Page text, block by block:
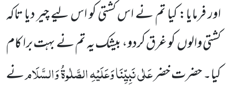
اور فرمایا: کیا تم نے اس کشتی کو اس لیے چیر دیا تاکہ
کشتی والوںکو غرق کردو، بیشک یہ تم نے بہت برا کام
کیا۔ حضرت خضرعَلٰی نَبِیِّنَا وَعَلَیْہِ الصَّلٰوۃُ وَالسَّلَامنے